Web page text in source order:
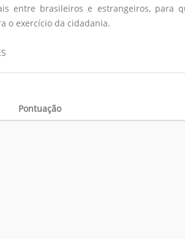
entre brasileiros e estrangeiros, para
o exercício da cidadania.
Pontuação